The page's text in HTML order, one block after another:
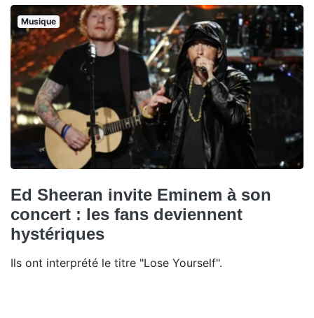
Musique
Ed Sheeran invite Eminem à son
concert : les fans deviennent
hystériques
Ils ont interprété le titre "Lose Yourself".